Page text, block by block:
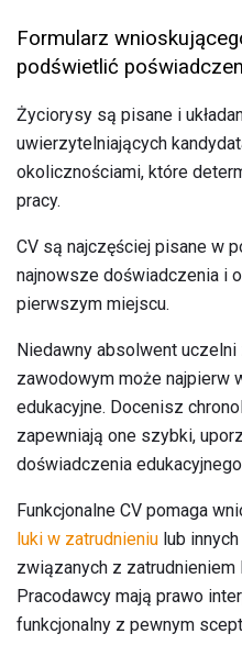
Formularz
podświetlić
Życiorysy są pisane i
uwierzytelniających
okolicznościami, które
pracy.
CV są najczęściej pisane w
najnowsze doświadczenia i
pierwszym miejscu.
Niedawny absolwent
zawodowym może najpierw
edukacyjne. Docenisz
zapewniają one szybki,
doświadczenia
Funkcjonalne CV pomaga
luki w zatrudnieniu lub
związanych z zatrudnieniem
Pracodawcy mają prawo
funkcjonalny z pewnym